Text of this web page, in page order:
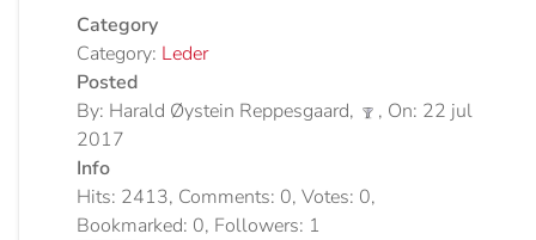
Category
Category: Leder
Posted
By: Harald Øystein Reppesgaard,
, On: 22 jul
2017
Info
Hits: 2413, Comments: 0, Votes: 0,
Bookmarked: 0, Followers: 1